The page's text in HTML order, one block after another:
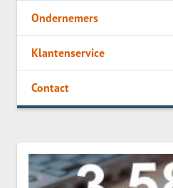
Ondernemers
Klantenservice
Contact